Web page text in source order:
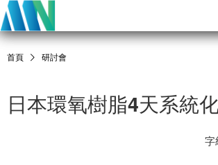
首頁 研討會
日本環氧樹脂4天系統
字